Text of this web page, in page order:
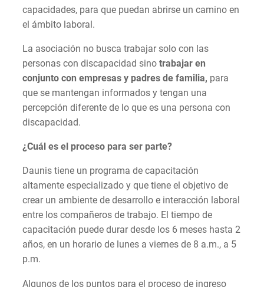
capacidades, para que puedan abrirse un camino en
el ámbito laboral.
La asociación no busca trabajar solo con las
personas con discapacidad sino trabajar en
conjunto con empresas y padres de familia, para
que se mantengan informados y tengan una
percepción diferente de lo que es una persona con
discapacidad.
¿Cuál es el proceso para ser parte?
Daunis tiene un programa de capacitación
altamente especializado y que tiene el objetivo de
crear un ambiente de desarrollo e interacción laboral
entre los compañeros de trabajo. El tiempo de
capacitación puede durar desde los 6 meses hasta 2
años, en un horario de lunes a viernes de 8 a.m., a 5
p.m.
Algunos de los puntos para el proceso de ingreso